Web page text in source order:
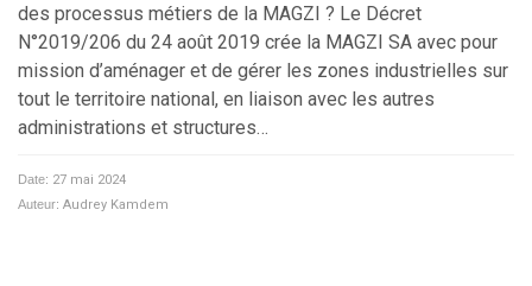
des processus métiers de la MAGZI ? Le Décret
N°2019/206 du 24 août 2019 crée la MAGZI SA avec pour
mission d’aménager et de gérer les zones industrielles sur
tout le territoire national, en liaison avec les autres
administrations et structures…
Date: 27 mai 2024
Auteur: Audrey Kamdem